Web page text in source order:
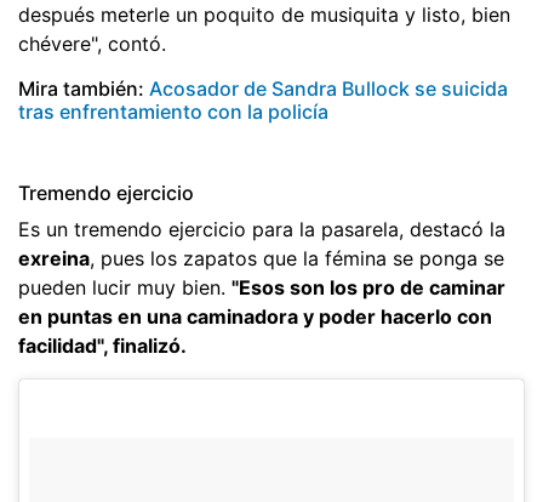
después meterle un poquito de musiquita y listo, bien
chévere", contó.
Mira también: Acosador de Sandra Bullock se suicida
tras enfrentamiento con la policía
Tremendo ejercicio
Es un tremendo ejercicio para la pasarela, destacó la
exreina, pues los zapatos que la fémina se ponga se
pueden lucir muy bien. "Esos son los pro de caminar
en puntas en una caminadora y poder hacerlo con
facilidad", finalizó.